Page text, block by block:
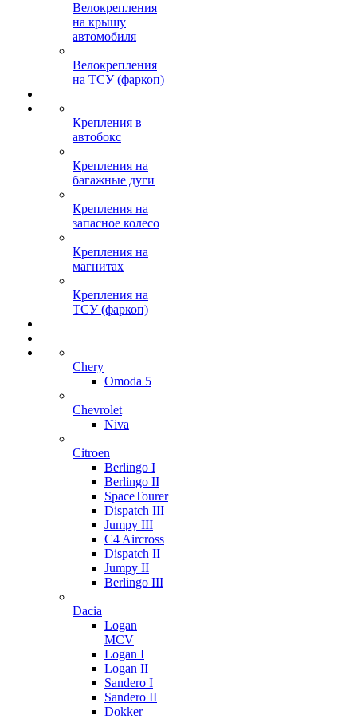
Велокрепления
на крышу
автомобиля
Велокрепления
на ТСУ (фаркоп)
Крепления в
автобокс
Крепления на
багажные дуги
Крепления на
запасное колесо
Крепления на
магнитах
Крепления на
ТСУ (фаркоп)
Chery
Omoda 5
Chevrolet
Niva
Citroen
Berlingo I
Berlingo II
SpaceTourer
Dispatch III
Jumpy III
C4 Aircross
Dispatch II
Jumpy II
Berlingo III
Dacia
Logan
MCV
Logan I
Logan II
Sandero I
Sandero II
Dokker